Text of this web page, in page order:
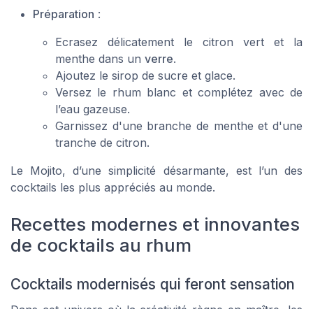
Préparation :
Ecrasez délicatement le citron vert et la
menthe dans un verre.
Ajoutez le sirop de sucre et glace.
Versez le rhum blanc et complétez avec de
l’eau gazeuse.
Garnissez d'une branche de menthe et d'une
tranche de citron.
Le Mojito, d’une simplicité désarmante, est l’un des
cocktails les plus appréciés au monde.
Recettes modernes et innovantes
de cocktails au rhum
Cocktails modernisés qui feront sensation